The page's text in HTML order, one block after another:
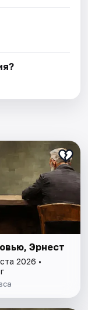
Эрнест
2026 •